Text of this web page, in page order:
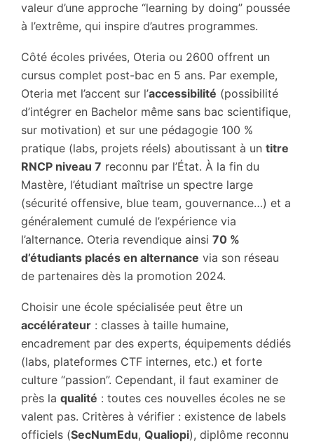
valeur d’une approche “learning by doing” poussée
à l’extrême, qui inspire d’autres programmes.
Côté écoles privées, Oteria ou 2600 offrent un
cursus complet post-bac en 5 ans. Par exemple,
Oteria met l’accent sur l’accessibilité (possibilité
d’intégrer en Bachelor même sans bac scientifique,
sur motivation) et sur une pédagogie 100 %
pratique (labs, projets réels) aboutissant à un titre
RNCP niveau 7 reconnu par l’État. À la fin du
Mastère, l’étudiant maîtrise un spectre large
(sécurité offensive, blue team, gouvernance…) et a
généralement cumulé de l’expérience via
l’alternance. Oteria revendique ainsi 70 %
d’étudiants placés en alternance via son réseau
de partenaires dès la promotion 2024.
Choisir une école spécialisée peut être un
accélérateur : classes à taille humaine,
encadrement par des experts, équipements dédiés
(labs, plateformes CTF internes, etc.) et forte
culture “passion”. Cependant, il faut examiner de
près la qualité : toutes ces nouvelles écoles ne se
valent pas. Critères à vérifier : existence de labels
officiels (SecNumEdu, Qualiopi), diplôme reconnu